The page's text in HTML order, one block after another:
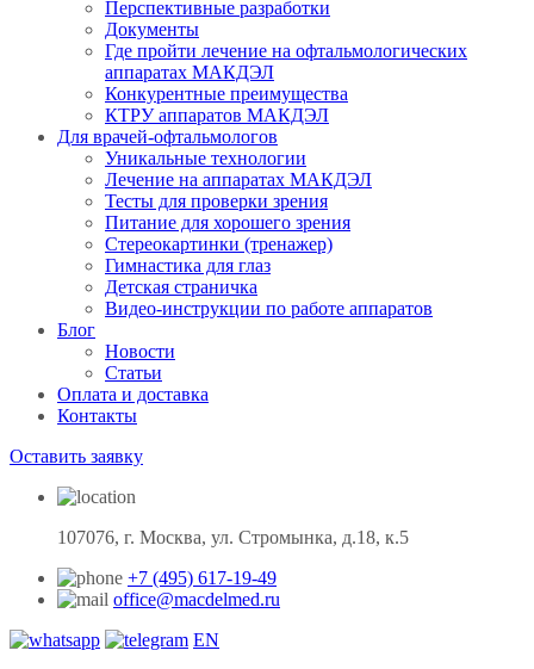
Перспективные разработки
Документы
Где пройти лечение на офтальмологических
аппаратах МАКДЭЛ
Конкурентные преимущества
КТРУ аппаратов МАКДЭЛ
Для врачей-офтальмологов
Уникальные технологии
Лечение на аппаратах МАКДЭЛ
Тесты для проверки зрения
Питание для хорошего зрения
Стереокартинки (тренажер)
Гимнастика для глаз
Детская страничка
Видео-инструкции по работе аппаратов
Блог
Новости
Статьи
Оплата и доставка
Контакты
Оставить заявку
107076, г. Москва, ул. Стромынка, д.18, к.5
+7 (495) 617-19-49
office@macdelmed.ru
EN